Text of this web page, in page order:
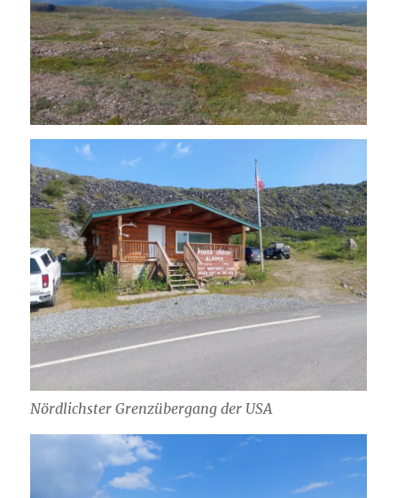
Nördlichster Grenzübergang der USA